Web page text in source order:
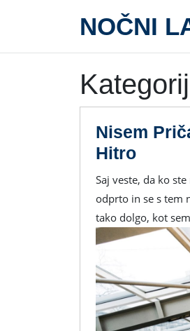
NOČNI
Nisem
HitroNisem
Da
Se
Izola
Tako
Hitro
Saj veste, da ko ste na morju, pozabite na čas in tako se sprostite. Pričakujete, da bo celo noč vse
odprto in se s tem
tako dolgo, kot